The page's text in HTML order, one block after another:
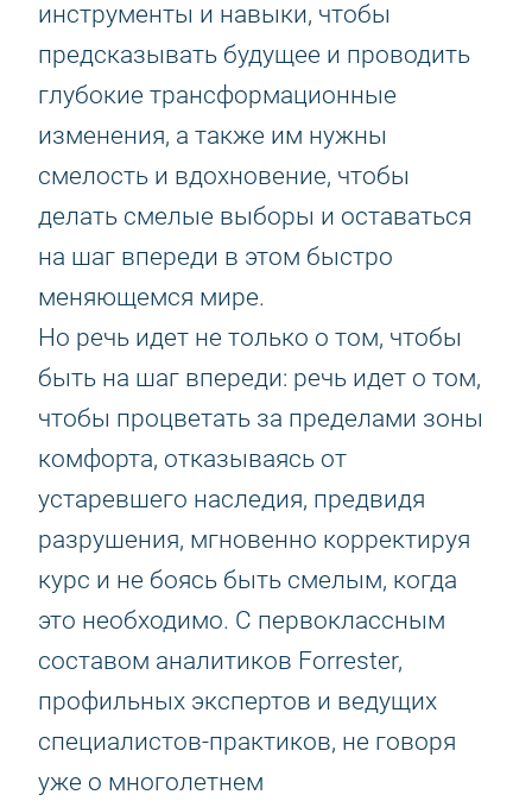
инструменты и навыки, чтобы
предсказывать будущее и проводить
глубокие трансформационные
изменения, а также им нужны
смелость и вдохновение, чтобы
делать смелые выборы и оставаться
на шаг впереди в этом быстро
меняющемся мире.
Но речь идет не только о том, чтобы
быть на шаг впереди: речь идет о том,
чтобы процветать за пределами зоны
комфорта, отказываясь от
устаревшего наследия, предвидя
разрушения, мгновенно корректируя
курс и не боясь быть смелым, когда
это необходимо. С первоклассным
составом аналитиков Forrester,
профильных экспертов и ведущих
специалистов-практиков, не говоря
уже о многолетнем